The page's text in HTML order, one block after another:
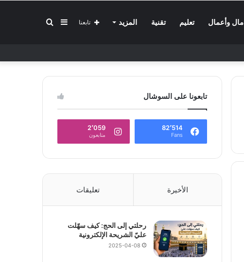
مال وأعمال تعليم تقنية المزيد بحثإضافة
جانبي
تابعنا
تابعونا على السوشال
82٬514
Fans
2٬059
متابعون
الأخيرة تعليقات
رحلتي إلى الحج: كيف سهّلت
عليّ الشريحة الإلكترونية
2025-04-08